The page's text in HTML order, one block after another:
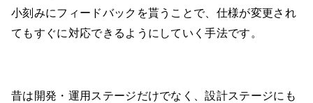
小刻みにフィードバックを貰うことで、仕様が変更され
てもすぐに対応できるようにしていく手法です。
昔は開発・運用ステージだけでなく、設計ステージにも